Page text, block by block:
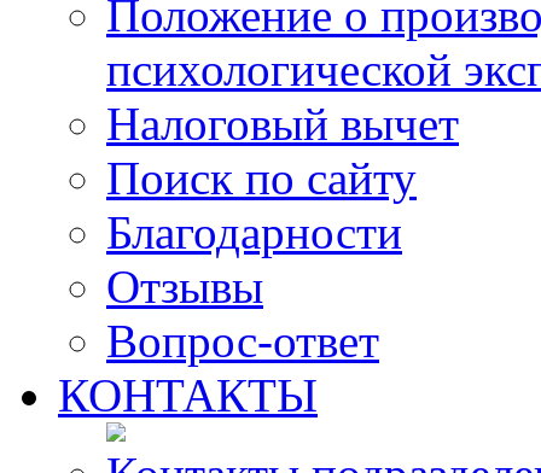
Положение о
психологической
Налоговый вычет
Поиск по сайту
Благодарности
Отзывы
Вопрос-ответ
КОНТАКТЫ